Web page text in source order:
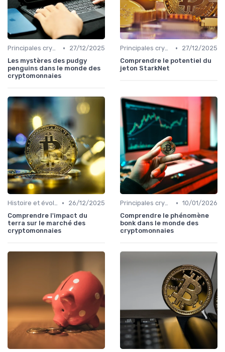
Principales cryptomonnaies pour l'investissement •
27/12/2025
Les mystères des pudgy
penguins dans le monde des
cryptomonnaies
Principales cryptomonnaies pour l'investissement •
27/12/2025
Comprendre le potentiel du
jeton StarkNet
Histoire et évolution du marché des cryptos •
26/12/2025
Comprendre l'impact du
terra sur le marché des
cryptomonnaies
Principales cryptomonnaies pour l'investissement • 10/01/2026
Comprendre le phénomène
bonk dans le monde des
cryptomonnaies